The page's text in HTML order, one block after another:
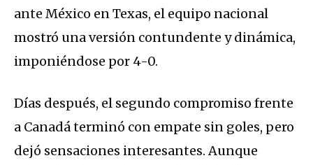
ante México en Texas, el equipo nacional
mostró una versión contundente y dinámica,
imponiéndose por 4-0.
Días después, el segundo compromiso frente
a Canadá terminó con empate sin goles, pero
dejó sensaciones interesantes. Aunque